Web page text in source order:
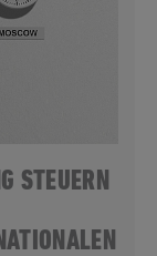
STEUERN